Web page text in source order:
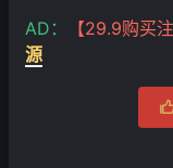
AD： 【29.9购买
源